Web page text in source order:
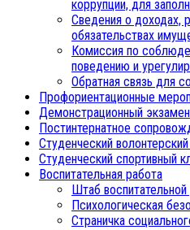
коррупции, для
Сведения о доходах,
обязательствах
Комиссия по
поведению и
Обратная связь для
Профориентационные
Демонстрационный экзамен
Постинтернатное
Студенческий
Студенческий спортивный
Воспитательная работа
Штаб
Психологическая
Страничка